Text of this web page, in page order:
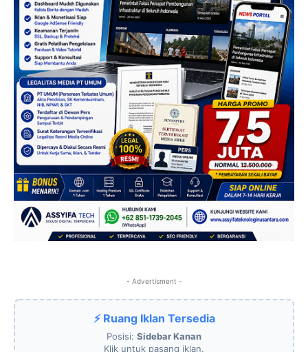
- Advertisment -
⚡ Ruang Iklan Tersedia
Posisi: Sidebar Kanan
Klik untuk pasang iklan.